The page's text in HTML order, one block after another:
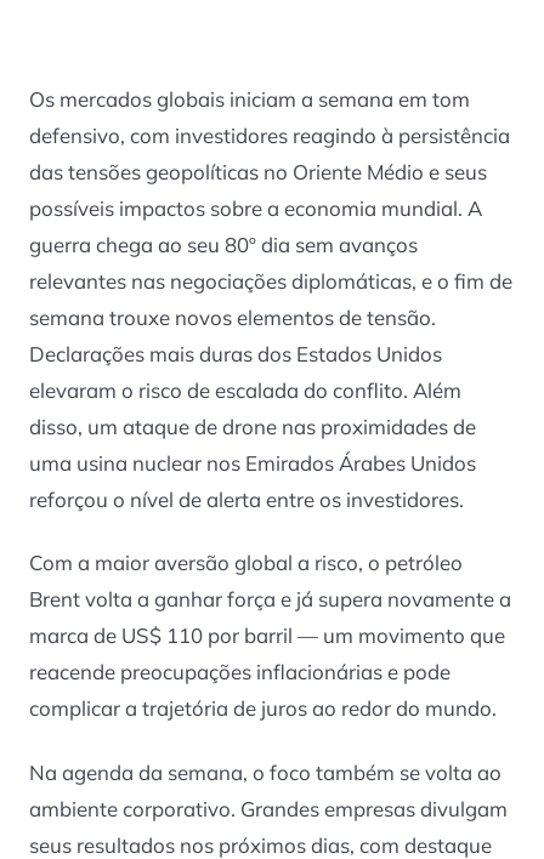
Os mercados globais iniciam a semana em tom
defensivo, com investidores reagindo à persistência
das tensões geopolíticas no Oriente Médio e seus
possíveis impactos sobre a economia mundial. A
guerra chega ao seu 80º dia sem avanços
relevantes nas negociações diplomáticas, e o fim de
semana trouxe novos elementos de tensão.
Declarações mais duras dos Estados Unidos
elevaram o risco de escalada do conflito. Além
disso, um ataque de drone nas proximidades de
uma usina nuclear nos Emirados Árabes Unidos
reforçou o nível de alerta entre os investidores.
Com a maior aversão global a risco, o petróleo
Brent volta a ganhar força e já supera novamente a
marca de US$ 110 por barril — um movimento que
reacende preocupações inflacionárias e pode
complicar a trajetória de juros ao redor do mundo.
Na agenda da semana, o foco também se volta ao
ambiente corporativo. Grandes empresas divulgam
seus resultados nos próximos dias, com destaque